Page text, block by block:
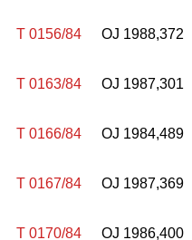
T 0156/84 OJ 1988,372
T 0163/84 OJ 1987,301
T 0166/84 OJ 1984,489
T 0167/84 OJ 1987,369
T 0170/84 OJ 1986,400